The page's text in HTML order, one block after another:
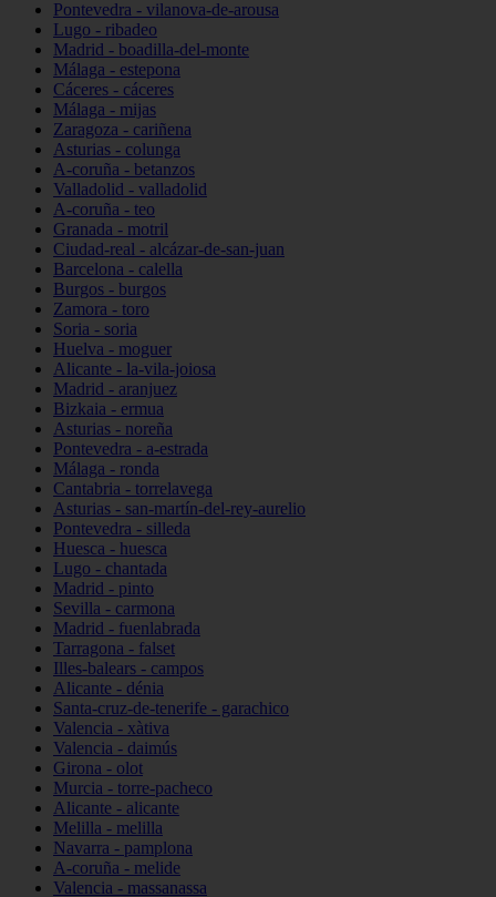
Pontevedra - vilanova-de-arousa
Lugo - ribadeo
Madrid - boadilla-del-monte
Málaga - estepona
Cáceres - cáceres
Málaga - mijas
Zaragoza - cariñena
Asturias - colunga
A-coruña - betanzos
Valladolid - valladolid
A-coruña - teo
Granada - motril
Ciudad-real - alcázar-de-san-juan
Barcelona - calella
Burgos - burgos
Zamora - toro
Soria - soria
Huelva - moguer
Alicante - la-vila-joiosa
Madrid - aranjuez
Bizkaia - ermua
Asturias - noreña
Pontevedra - a-estrada
Málaga - ronda
Cantabria - torrelavega
Asturias - san-martín-del-rey-aurelio
Pontevedra - silleda
Huesca - huesca
Lugo - chantada
Madrid - pinto
Sevilla - carmona
Madrid - fuenlabrada
Tarragona - falset
Illes-balears - campos
Alicante - dénia
Santa-cruz-de-tenerife - garachico
Valencia - xàtiva
Valencia - daimús
Girona - olot
Murcia - torre-pacheco
Alicante - alicante
Melilla - melilla
Navarra - pamplona
A-coruña - melide
Valencia - massanassa